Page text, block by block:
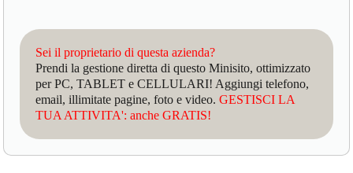
Sei il proprietario di questa azienda?
Prendi la gestione diretta di questo Minisito, ottimizzato
per PC, TABLET e CELLULARI! Aggiungi telefono,
email, illimitate pagine, foto e video.GESTISCI LA
TUA ATTIVITA': anche GRATIS!